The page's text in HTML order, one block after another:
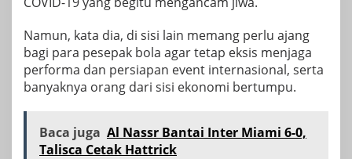
Namun, kata dia, di sisi lain memang perlu ajang
bagi para pesepak bola agar tetap eksis menjaga
performa dan persiapan event internasional, serta
banyaknya orang dari sisi ekonomi bertumpu.
Baca juga Al Nassr Bantai Inter Miami 6-0,
Talisca Cetak Hattrick